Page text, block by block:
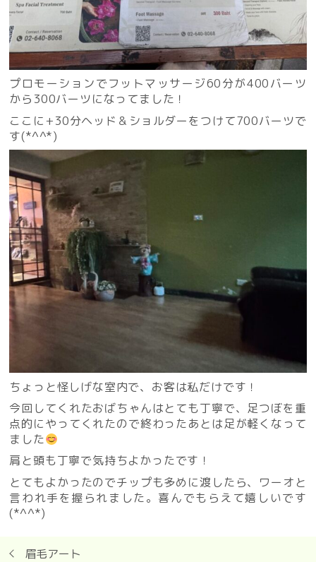
プロモーションでフットマッサージ60分が400バーツ
から300バーツになってました！
ここに+30分ヘッド＆ショルダーをつけて700バーツで
す(*^^*)
ちょっと怪しげな室内で、お客は私だけです！
今回してくれたおばちゃんはとても丁寧で、足つぼを重
点的にやってくれたので終わったあとは足が軽くなって
ました
肩と頭も丁寧で気持ちよかったです！
とてもよかったのでチップも多めに渡したら、ワーオと
言われ手を握られました。喜んでもらえて嬉しいです
(*^^*)
眉毛アート